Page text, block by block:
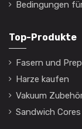
Bedingungen
Top-Produkte
Fasern und
Harze kaufen
Vakuum
Sandwich